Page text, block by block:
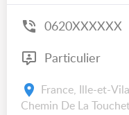
0620XXXXXX
Particulier
France, Ille-et-
Chemin De La